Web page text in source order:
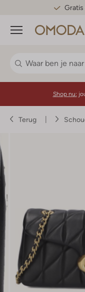
Gratis
Menu
Shop nu:
Terug